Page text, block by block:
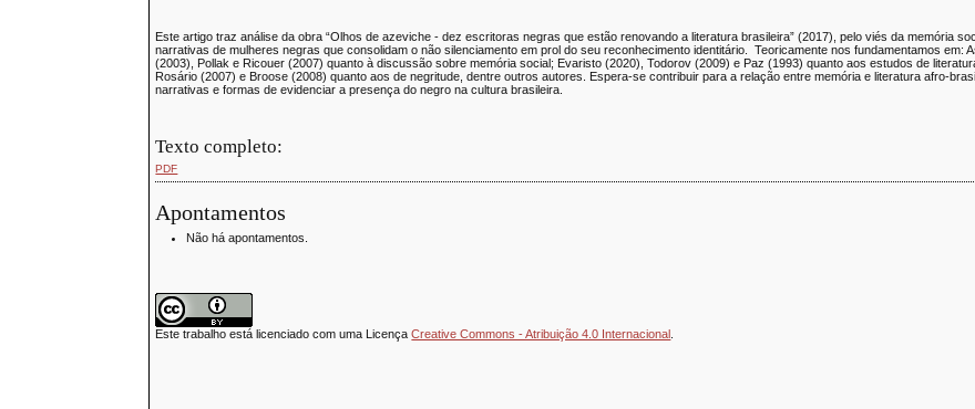
Este artigo traz análise da obra “Olhos de azeviche - dez escritoras negras que estão renovando a literatura brasileira” (2017), pelo viés da memória
narrativas de mulheres negras que consolidam o não silenciamento em prol do seu reconhecimento identitário. Teoricamente nos fundamentamos em:
(2003), Pollak e Ricouer (2007) quanto à discussão sobre memória social; Evaristo (2020), Todorov (2009) e Paz (1993) quanto aos estudos de
Rosário (2007) e Broose (2008) quanto aos de negritude, dentre outros autores. Espera-se contribuir para a relação entre memória e literatura afro-
narrativas e formas de evidenciar a presença do negro na cultura brasileira.
Texto completo:
PDF
Apontamentos
Não há apontamentos.
Este trabalho está licenciado com uma LicençaCreative Commons - Atribuição 4.0 Internacional